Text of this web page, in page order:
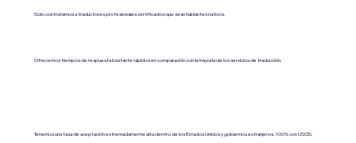
Solo contratamos a traductores profesionales certificados que sean hablantes nativos.
Ofrecemos tiempos de respuesta bastante rápidos en comparación con la mayoría de los servicios de traducción.
Tenemos una tasa de aceptación extremadamente alta dentro de los Estados Unidos y gobiernos extranjeros. 100% con USCIS.